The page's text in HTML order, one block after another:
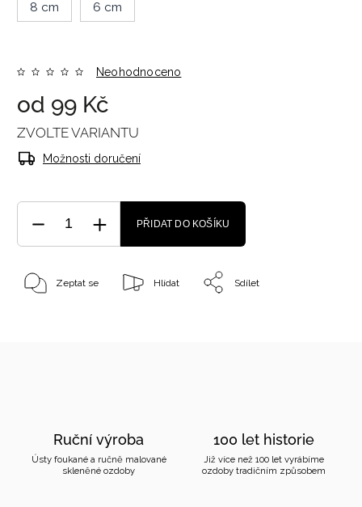
8 cm
6 cm
Neohodnoceno
od 99 Kč
ZVOLTE VARIANTU
Možnosti doručení
PŘIDAT DO KOŠÍKU
Zeptat se Hlídat Sdílet
Ruční výroba
Ústy foukané a ručně malované
skleněné ozdoby
100 let historie
Již více než 100 let vyrábíme
ozdoby tradičním způsobem